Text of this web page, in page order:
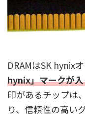
DRAMはSK hynix
hynix」マークが
印があるチップは
り、信頼性の高い